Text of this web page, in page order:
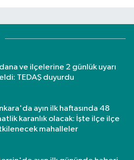
ve ilçelerine 2 günlük uyarı
TEDAŞ duyurdu
ayın ilk haftasında 48
karanlık olacak: İşte ilçe ilçe
mahalleler